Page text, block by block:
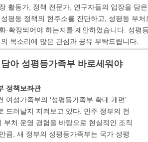
활동가, 정책 전문가, 연구자들의 입장을 담
평등 정책의 현주소를 진단하고, 성평등 부처
·확장되어야 하는지를 제안하였습니다. 성평
목소리에 많은 관심과 공유 부탁드립니다.
담아 성평등가족부 바로세워야
정책보좌관
여성가족부의 ‘성평등가족부 확대 개편’
드러날지 지켜보고 있다. 민주 정부의 전
부처 운영 경험을 바탕으로 현실적인 조직
큼, 새 정부의 성평등가족부는 국가 성평